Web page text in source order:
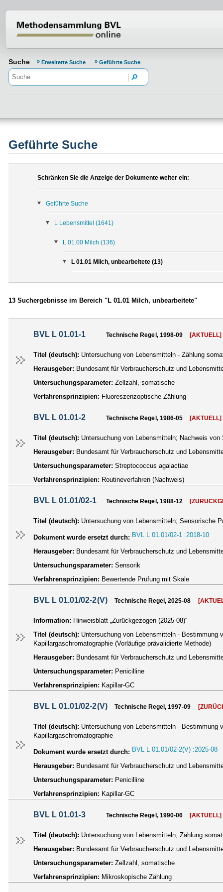
Suche Erweiterte Suche Geführte Suche
Geführte Suche
Schränken Sie die Anzeige der Dokumente weiter ein:
Geführte Suche
L Lebensmittel (1641)
L 01.00 Milch (136)
L 01.01 Milch, unbearbeitete (13)
13 Suchergebnisse im Bereich "L 01.01 Milch, unbearbeitete"
BVL L 01.01-1 Technische Regel, 1998-09 [AKTUELL]
Titel (deutsch): Untersuchung von Lebensmitteln - Zählung
Herausgeber: Bundesamt für Verbraucherschutz und
Untersuchungsparameter: Zellzahl, somatische
Verfahrensprinzipien: Fluoreszenzoptische Zählung
BVL L 01.01-2 Technische Regel, 1986-05 [AKTUELL]
Titel (deutsch): Untersuchung von Lebensmitteln; Nachweis
Herausgeber: Bundesamt für Verbraucherschutz und
Untersuchungsparameter: Streptococcus agalactiae
Verfahrensprinzipien: Routineverfahren (Nachweis)
BVL L 01.01/02-1 Technische Regel, 1988-12
Titel (deutsch): Untersuchung von Lebensmitteln; Sensorische
Dokument wurde ersetzt durch: BVL L 01.01/02-1 :2018-10
Herausgeber: Bundesamt für Verbraucherschutz und
Untersuchungsparameter: Sensorik
Verfahrensprinzipien: Bewertende Prüfung mit Skale
BVL L 01.01/02-2(V) Technische Regel, 2025-08
Information: Hinweisblatt „Zurückgezogen (2025-08)“
Titel (deutsch): Untersuchung von Lebensmitteln -
Kapillargaschromatographie (Vorläufige prävalidierte Methode)
Herausgeber: Bundesamt für Verbraucherschutz und
Untersuchungsparameter: Penicilline
Verfahrensprinzipien: Kapillar-GC
BVL L 01.01/02-2(V) Technische Regel, 1997-09
Titel (deutsch): Untersuchung von Lebensmitteln -
Kapillargaschromatographie
Dokument wurde ersetzt durch: BVL L 01.01/02-2(V) :2025-08
Herausgeber: Bundesamt für Verbraucherschutz und
Untersuchungsparameter: Penicilline
Verfahrensprinzipien: Kapillar-GC
BVL L 01.01-3 Technische Regel, 1990-06 [AKTUELL]
Titel (deutsch): Untersuchung von Lebensmitteln; Zählung
Herausgeber: Bundesamt für Verbraucherschutz und
Untersuchungsparameter: Zellzahl, somatische
Verfahrensprinzipien: Mikroskopische Zählung